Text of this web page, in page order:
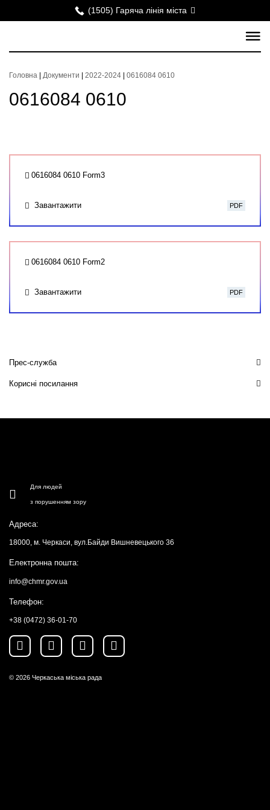
(1505) Гаряча лінія міста
Головна Документи 2022-2024 0616084 0610
0616084 0610
0616084 0610 Form3
Завантажити PDF
0616084 0610 Form2
Завантажити PDF
Прес-служба
Корисні посилання
Для людей
з порушенням зору
Адреса:
18000, м. Черкаси, вул.Байди Вишневецького 36
Електронна пошта:
info@chmr.gov.ua
Телефон:
+38 (0472) 36-01-70
© 2026 Черкаська міська рада